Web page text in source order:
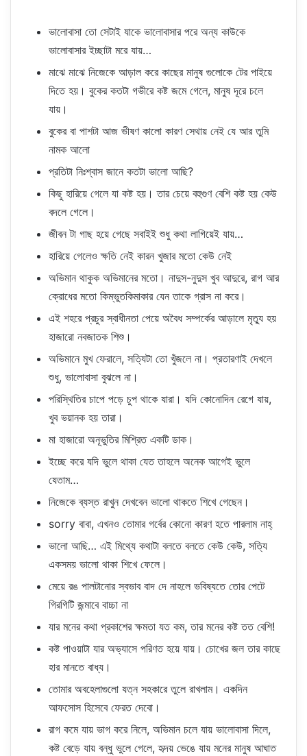
ভালোবাসা তো সেটাই যাকে ভালোবাসার পরে অন্য কাউকে
ভালোবাসার ইচ্ছাটা মরে যায়…
মাঝে মাঝে নিজেকে আড়াল করে কাছের মানুষ গুলোকে টের পাইয়ে
দিতে হয়। বুকের কতটা গভীরে কষ্ট জমে গেলে, মানুষ দূরে চলে
যায়।
বুকের বা পাশটা আজ ভীষণ কালো কারণ সেথায় নেই যে আর তুমি
নামক আলো
প্রতিটা নিঃশ্বাস জানে কতটা ভালো আছি?
কিছু হারিয়ে গেলে যা কষ্ট হয়। তার চেয়ে বহুগুণ বেশি কষ্ট হয় কেউ
বদলে গেলে।
জীবন টা গাছ হয়ে গেছে সবাইই শুধু কথা লাগিয়েই যায়…
হারিয়ে গেলেও ক্ষতি নেই কারন খুজার মতো কেউ নেই
অভিমান থাকুক অভিমানের মতো। নাদুস-নুদুস খুব আদুরে, রাগ আর
ক্রোধের মতো কিম্ভুতকিমাকার যেন তাকে গ্রাস না করে।
এই শহরে প্রচুর স্বাধীনতা পেয়ে অবৈধ সম্পর্কের আড়ালে মৃত্যু হয়
হাজারো নবজাতক শিশু।
অভিমানে মুখ ফেরালে, সত্যিটা তো খুঁজলে না। প্রতারণাই দেখলে
শুধু, ভালোবাসা বুঝলে না।
পরিস্থিতির চাপে পড়ে চুপ থাকে যারা। যদি কোনোদিন রেগে যায়,
খুব ভয়ানক হয় তারা।
মা হাজারো অনূভুতির মিশ্রিত একটি ডাক।
ইচ্ছে করে যদি ভুলে থাকা যেত তাহলে অনেক আগেই ভুলে
যেতাম…
নিজেকে ব্যস্ত রাখুন দেখবেন ভালো থাকতে শিখে গেছেন।
sorry বাবা, এখনও তোমার গর্বের কোনো কারণ হতে পারলাম নাহ্
ভালো আছি… এই মিথ্যে কথাটা বলতে বলতে কেউ কেউ, সত্যি
একসময় ভালো থাকা শিখে ফেলে।
মেয়ে রঙ পালটানোর স্বভাব বাদ দে নাহলে ভবিষ্যতে তোর পেটে
গিরগিটি জন্মাবে বাচ্চা না
যার মনের কথা প্রকাশের ক্ষমতা যত কম, তার মনের কষ্ট তত বেশি!
কষ্ট পাওয়াটা যার অভ্যাসে পরিণত হয়ে যায়। চোখের জল তার কাছে
হার মানতে বাধ্য।
তোমার অবহেলাগুলো যত্ন সহকারে তুলে রাখলাম। একদিন
আফসোস হিসেবে ফেরত দেবো।
রাগ কমে যায় ভাগ করে নিলে, অভিমান চলে যায় ভালোবাসা দিলে,
কষ্ট বেড়ে যায় বন্ধু ভুলে গেলে, হৃদয় ভেঙে যায় মনের মানুষ আঘাত